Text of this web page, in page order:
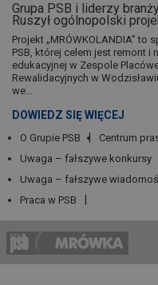
Grupa PSB i liderzy
Ruszył ogólnopolski
Projekt „MRÓWKOLANDIA” to
PSB, której celem jest remont
edukacyjnej w Zespole
Rewalidacyjnych w
we...
DOWIEDZ SIĘ WIĘCEJ
O Grupie PSB Centrum
Uwaga – fałszywe konkursy
Uwaga – fałszywe
Praca w PSB